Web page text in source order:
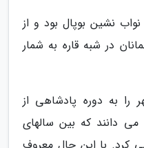
نشین بوپال بود و از
در شبه قاره به شمار
را به دوره پادشاهی از
دانند که بین سالهای